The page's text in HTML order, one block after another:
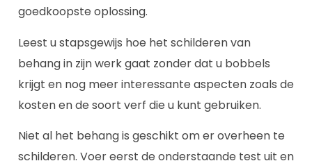
goedkoopste oplossing.
Leest u stapsgewijs hoe het schilderen van
behang in zijn werk gaat zonder dat u bobbels
krijgt en nog meer interessante aspecten zoals de
kosten en de soort verf die u kunt gebruiken.
Niet al het behang is geschikt om er overheen te
schilderen. Voer eerst de onderstaande test uit en